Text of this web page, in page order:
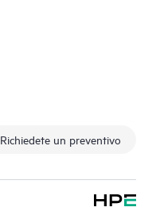
Richiedete un preventivo